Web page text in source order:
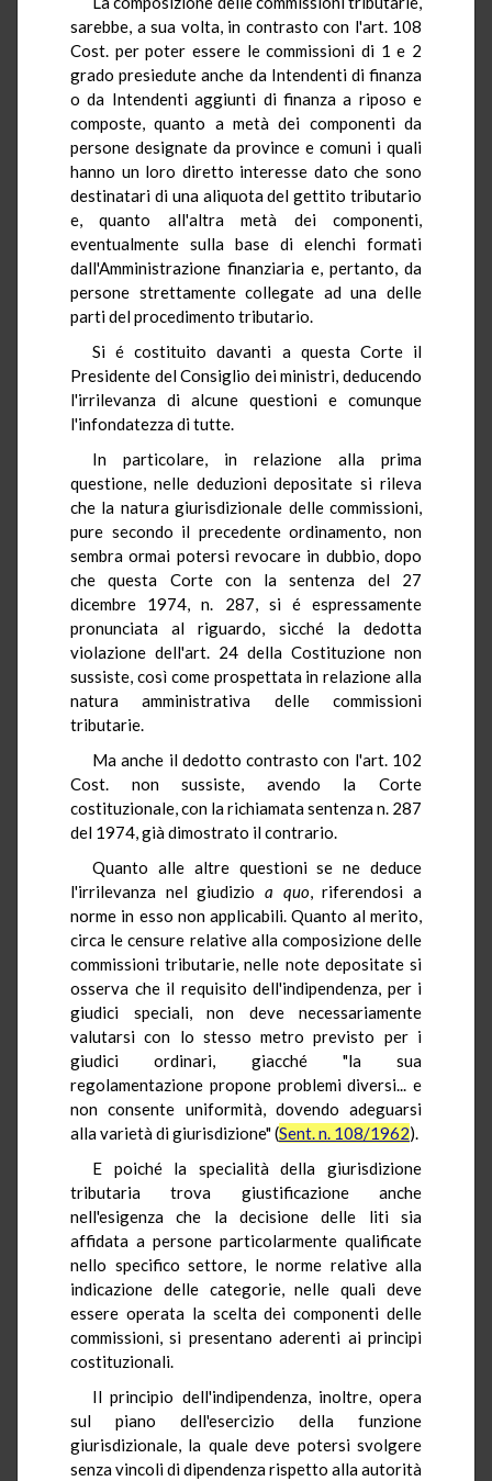
sarebbe, a sua volta, in contrasto con l'art. 108
Cost. per poter essere le commissioni di 1 e 2
grado presiedute anche da Intendenti di finanza
o da Intendenti aggiunti di finanza a riposo e
composte, quanto a metà dei componenti da
persone designate da province e comuni i quali
hanno un loro diretto interesse dato che sono
destinatari di una aliquota del gettito tributario
e, quanto all'altra metà dei componenti,
eventualmente sulla base di elenchi formati
dall'Amministrazione finanziaria e, pertanto, da
persone strettamente collegate ad una delle
parti del procedimento tributario.
Si é costituito davanti a questa Corte il
Presidente del Consiglio dei ministri, deducendo
l'irrilevanza di alcune questioni e comunque
l'infondatezza di tutte.
In particolare, in relazione alla prima
questione, nelle deduzioni depositate si rileva
che la natura giurisdizionale delle commissioni,
pure secondo il precedente ordinamento, non
sembra ormai potersi revocare in dubbio, dopo
che questa Corte con la sentenza del 27
dicembre 1974, n. 287, si é espressamente
pronunciata al riguardo, sicché la dedotta
violazione dell'art. 24 della Costituzione non
sussiste, così come prospettata in relazione alla
natura amministrativa delle commissioni
tributarie.
Ma anche il dedotto contrasto con l'art. 102
Cost. non sussiste, avendo la Corte
costituzionale, con la richiamata sentenza n. 287
del 1974, già dimostrato il contrario.
Quanto alle altre questioni se ne deduce
l'irrilevanza nel giudizio a quo, riferendosi a
norme in esso non applicabili. Quanto al merito,
circa le censure relative alla composizione delle
commissioni tributarie, nelle note depositate si
osserva che il requisito dell'indipendenza, per i
giudici speciali, non deve necessariamente
valutarsi con lo stesso metro previsto per i
giudici ordinari, giacché "la sua
regolamentazione propone problemi diversi... e
non consente uniformità, dovendo adeguarsi
alla varietà di giurisdizione" (Sent. n. 108/1962).
E poiché la specialità della giurisdizione
tributaria trova giustificazione anche
nell'esigenza che la decisione delle liti sia
affidata a persone particolarmente qualificate
nello specifico settore, le norme relative alla
indicazione delle categorie, nelle quali deve
essere operata la scelta dei componenti delle
commissioni, si presentano aderenti ai principi
costituzionali.
Il principio dell'indipendenza, inoltre, opera
sul piano dell'esercizio della funzione
giurisdizionale, la quale deve potersi svolgere
senza vincoli di dipendenza rispetto alla autorità